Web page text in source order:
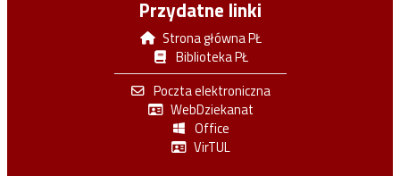
Przydatne linki
Strona główna PŁ
Biblioteka PŁ
Poczta elektroniczna
WebDziekanat
Office
VirTUL